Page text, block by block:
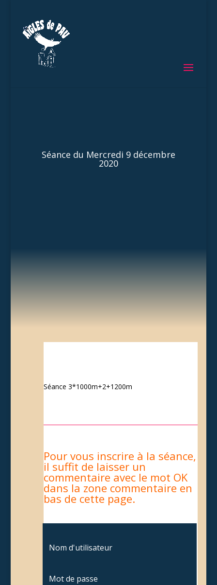
Séance du Mercredi 9 décembre
2020
Séance 3*1000m+2+1200m
Pour vous inscrire à la séance,
il suffit de laisser un
commentaire avec le mot OK
dans la zone commentaire en
bas de cette page.